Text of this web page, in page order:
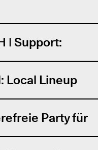
| Support:
Local Lineup
Party für